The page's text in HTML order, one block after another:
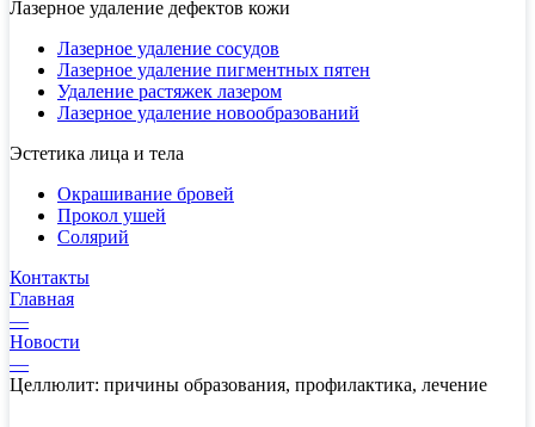
Лазерное удаление дефектов кожи
Лазерное удаление сосудов
Лазерное удаление пигментных пятен
Удаление растяжек лазером
Лазерное удаление новообразований
Эстетика лица и тела
Окрашивание бровей
Прокол ушей
Солярий
Контакты
Главная
—
Новости
—
Целлюлит: причины образования, профилактика, лечение